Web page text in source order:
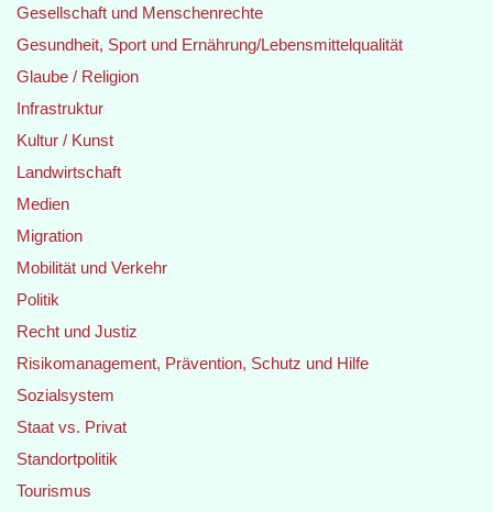
Gesellschaft und Menschenrechte
Gesundheit, Sport und Ernährung/Lebensmittelqualität
Glaube / Religion
Infrastruktur
Kultur / Kunst
Landwirtschaft
Medien
Migration
Mobilität und Verkehr
Politik
Recht und Justiz
Risikomanagement, Prävention, Schutz und Hilfe
Sozialsystem
Staat vs. Privat
Standortpolitik
Tourismus